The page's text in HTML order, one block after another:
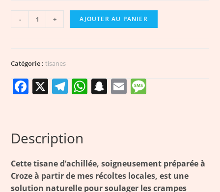
- + AJOUTER AU PANIER
Catégorie :tisanes
F
e
b
o
o
X T
g
r
a
m
W
p
p
S
h
a
E
e
Description
Cette tisane d’achillée, soigneusement préparée à
Croze à partir de mes récoltes locales, est une
solution naturelle pour soulager les crampes